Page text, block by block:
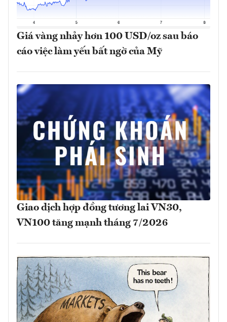
Giá vàng nhảy hơn 100 USD/oz sau báo
cáo việc làm yếu bất ngờ của Mỹ
Giao dịch hợp đồng tương lai VN30,
VN100 tăng mạnh tháng 7/2026